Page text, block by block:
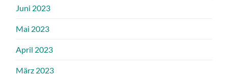
Juni 2023
Mai 2023
April 2023
März 2023